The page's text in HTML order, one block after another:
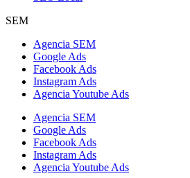
SEM
Agencia SEM
Google Ads
Facebook Ads
Instagram Ads
Agencia Youtube Ads
Agencia SEM
Google Ads
Facebook Ads
Instagram Ads
Agencia Youtube Ads